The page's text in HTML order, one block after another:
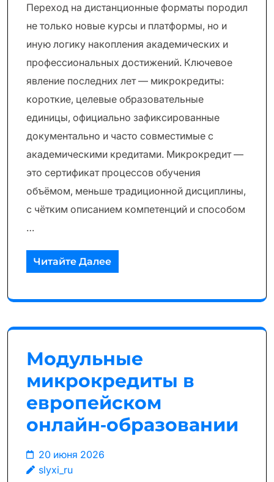
Переход на дистанционные форматы породил
не только новые курсы и платформы, но и
иную логику накопления академических и
профессиональных достижений. Ключевое
явление последних лет — микрокредиты:
короткие, целевые образовательные
единицы, официально зафиксированные
документально и часто совместимые с
академическими кредитами. Микрокредит —
это сертификат процессов обучения
объёмом, меньше традиционной дисциплины,
с чётким описанием компетенций и способом
…
Читайте Далее
Модульные
микрокредиты в
европейском
онлайн‑образовании
20 июня 2026
slyxi_ru